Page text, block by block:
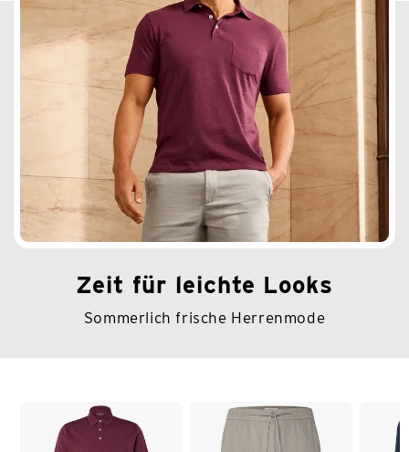
Zeit für leichte Looks
Sommerlich frische Herrenmode